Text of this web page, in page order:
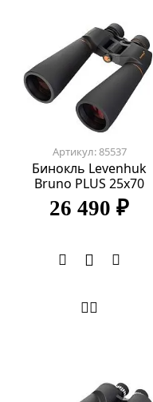
Артикул: 85537
Бинокль Levenhuk
Bruno PLUS 25x70
26 490 ₽